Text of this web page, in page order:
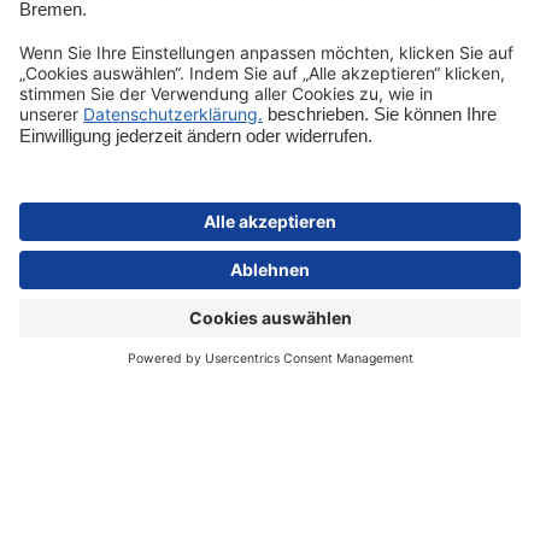
Entdecken
Shop-Service
Sicher bezahlen